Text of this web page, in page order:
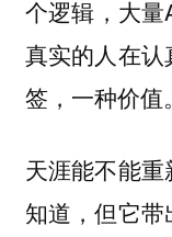
个逻辑，大
真实的人在
签，一种价值。
天涯能不能
知道，但它